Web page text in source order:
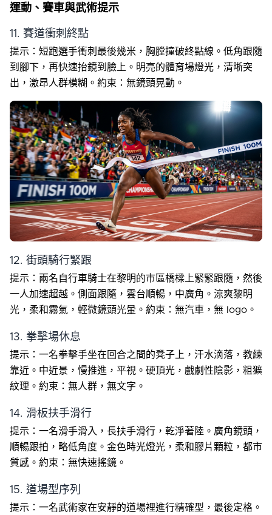
運動、賽車與武術提示
11. 賽道衝刺終點
提示：短跑選手衝刺最後幾米，胸膛撞破終點線。低角跟隨
到腳下，再快速抬鏡到臉上。明亮的體育場燈光，清晰突
出，激昂人群模糊。約束：無鏡頭晃動。
12. 街頭騎行緊跟
提示：兩名自行車騎士在黎明的市區橋樑上緊緊跟隨，然後
一人加速超越。側面跟隨，雲台順暢，中廣角。涼爽黎明
光，柔和霧氣，輕微鏡頭光暈。約束：無汽車，無 logo。
13. 拳擊場休息
提示：一名拳擊手坐在回合之間的凳子上，汗水滴落，教練
靠近。中近景，慢推進，平視。硬頂光，戲劇性陰影，粗獷
紋理。約束：無人群，無文字。
14. 滑板扶手滑行
提示：一名滑手滑入，長扶手滑行，乾淨著陸。廣角鏡頭，
順暢跟拍，略低角度。金色時光燈光，柔和膠片顆粒，都市
質感。約束：無快速搖鏡。
15. 道場型序列
提示：一名武術家在安靜的道場裡進行精確型，最後定格。